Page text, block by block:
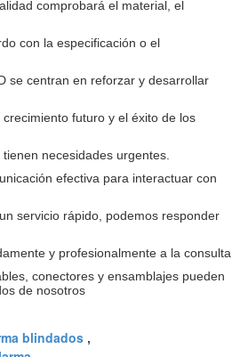
comprobará el material, el
con la especificación o el
se centran en reforzar y desarrollar
futuro y el éxito de los
necesidades urgentes.
efectiva para interactuar con
servicio rápido, podemos responder
y profesionalmente a la consulta
conectores y ensamblajes pueden
de nosotros
blindados ,